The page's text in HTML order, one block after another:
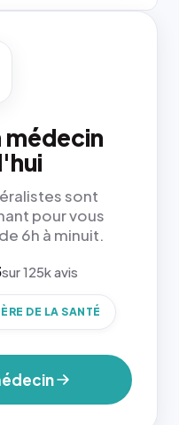
médecin
sont
pour vous
6h à minuit.
sur 125k avis
DE LA SANTÉ